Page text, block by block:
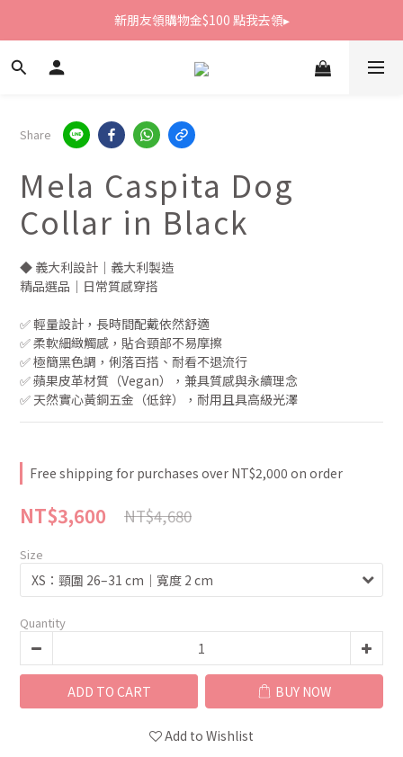
新朋友領購物金$100 點我去領▸
新朋友領購物金$100 點我去領▸
全館滿1800免運
Share
Mela Caspita Dog
Collar in Black
◆ 義大利設計｜義大利製造
精品選品｜日常質感穿搭
✅ 輕量設計，長時間配戴依然舒適
✅ 柔軟細緻觸感，貼合頸部不易摩擦
✅ 極簡黑色調，俐落百搭、耐看不退流行
✅ 蘋果皮革材質（Vegan），兼具質感與永續理念
✅ 天然實心黃銅五金（低鋅），耐用且具高級光澤
Free shipping for purchases over NT$2,000 on order
NT$4,680
NT$3,600
Size
Quantity
ADD TO CART BUY NOW
Add to Wishlist